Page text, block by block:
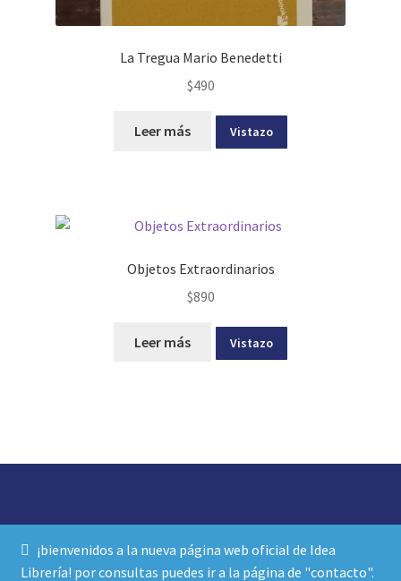
¡bienvenidos a la nueva página web oficial de Idea
Librería! por consultas puedes ir a la página de "contacto".
La Tregua Mario Benedetti
$490
Leer más Vistazo
Objetos Extraordinarios
$890
Leer más Vistazo
política de privacidad y términos de uso
Construido con